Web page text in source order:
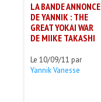
LA BANDE ANNONCE
DE YANNIK : THE
GREAT YOKAI WAR
DE MIIKE TAKASHI
Le 10/09/11 par
Yannik Vanesse